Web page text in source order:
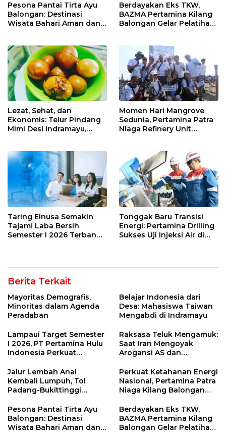
Pesona Pantai Tirta Ayu
Balongan: Destinasi
Wisata Bahari Aman dan
Berdayakan Eks TKW,
BAZMA Pertamina Kilang
Balongan Gelar Pelatihan
Rawadalem
Lezat, Sehat, dan
Ekonomis: Telur Pindang
Mimi Desi Indramayu,
Ketagihan!
Momen Hari Mangrove
Sedunia, Pertamina Patra
Niaga Refinery Unit
Indramayu melalui Aksi
Nyata dan Inovasi
Program Lingkungan
Berkelanjutan
Taring Elnusa Semakin
Tajam! Laba Bersih
Semester I 2026 Terbang
Tonggak Baru Transisi
Energi: Pertamina Drilling
Sukses Uji Injeksi Air di
Berita Terkait
Mayoritas Demografis,
Minoritas dalam Agenda
Peradaban
Belajar Indonesia dari
Desa: Mahasiswa Taiwan
Mengabdi di Indramayu
Lampaui Target Semester
I 2026, PT Pertamina Hulu
Indonesia Perkuat
Nasional Lewat Inovasi &
Keselamatan Kerja
Raksasa Teluk Mengamuk:
Saat Iran Mengoyak
Arogansi AS dan
Jalur Lembah Anai
Kembali Lumpuh, Tol
Padang-Bukittinggi
Strategis
Perkuat Ketahanan Energi
Nasional, Pertamina Patra
Niaga Kilang Balongan
Jetty Propylene
Pesona Pantai Tirta Ayu
Balongan: Destinasi
Wisata Bahari Aman dan
Berdayakan Eks TKW,
BAZMA Pertamina Kilang
Balongan Gelar Pelatihan